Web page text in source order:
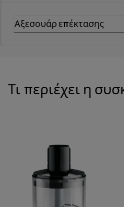
Αξεσουάρ επέκτασης
Τι περιέχει η